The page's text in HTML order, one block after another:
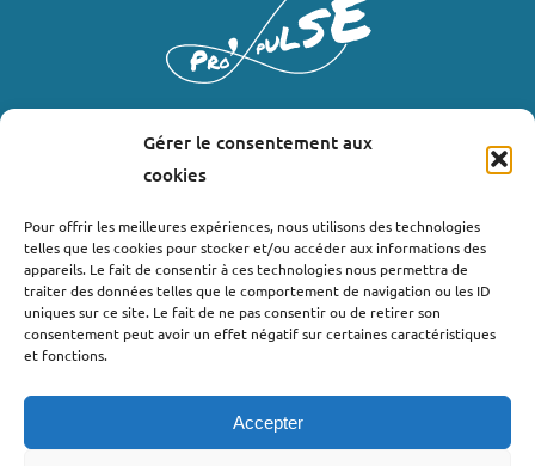
Gérer le consentement aux
cookies
Pour offrir les meilleures expériences, nous utilisons des technologies
telles que les cookies pour stocker et/ou accéder aux informations des
appareils. Le fait de consentir à ces technologies nous permettra de
traiter des données telles que le comportement de navigation ou les ID
uniques sur ce site. Le fait de ne pas consentir ou de retirer son
consentement peut avoir un effet négatif sur certaines caractéristiques
et fonctions.
Accepter
LIENS UTILES
Où nous trouver ?
Bollène
Nyons
Valréas